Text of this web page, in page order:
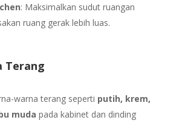
: Maksimalkan sudut ruangan
ruang gerak lebih luas.
Terang
warna terang seperti putih, krem,
muda pada kabinet dan dinding